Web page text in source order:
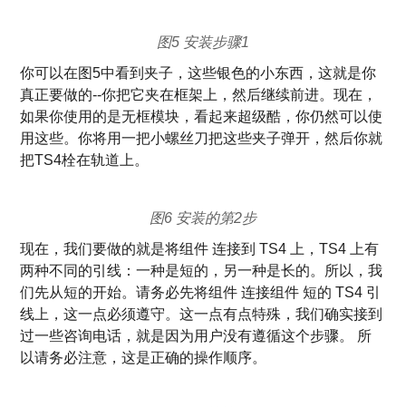
图5 安装步骤1
你可以在图5中看到夹子，这些银色的小东西，这就是你
真正要做的--你把它夹在框架上，然后继续前进。现在，
如果你使用的是无框模块，看起来超级酷，你仍然可以使
用这些。你将用一把小螺丝刀把这些夹子弹开，然后你就
把TS4栓在轨道上。
图6 安装的第2步
现在，我们要做的就是将组件 连接到 TS4 上，TS4 上有
两种不同的引线：一种是短的，另一种是长的。所以，我
们先从短的开始。请务必先将组件 连接组件 短的 TS4 引
线上，这一点必须遵守。这一点有点特殊，我们确实接到
过一些咨询电话，就是因为用户没有遵循这个步骤。 所
以请务必注意，这是正确的操作顺序。